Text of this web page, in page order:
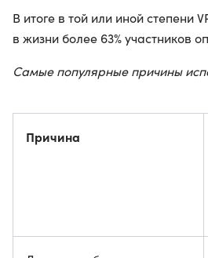
В итоге в той или иной степени
в жизни более 63% участников
Самые популярные причины
Причина